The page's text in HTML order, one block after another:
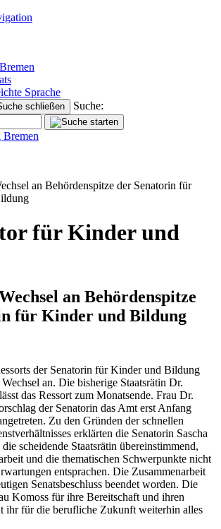
Sprache
Suche:
an Behördenspitze der Senatorin für
für Kinder und
an Behördenspitze
für Kinder und Bildung
der Senatorin für Kinder und Bildung
an. Die bisherige Staatsrätin Dr.
das Ressort zum Monatsende. Frau Dr.
der Senatorin das Amt erst Anfang
Zu den Gründen der schnellen
erklärten die Senatorin Sascha
scheidende Staatsrätin übereinstimmend,
und die thematischen Schwerpunkte nicht
entsprachen. Die Zusammenarbeit
Senatsbeschluss beendet worden. Die
Komoss für ihre Bereitschaft und ihren
ihr für die berufliche Zukunft weiterhin alles